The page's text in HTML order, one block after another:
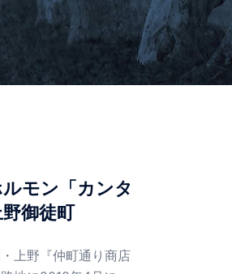
モン「カンタ
御徒町
上野『仲町通り商店